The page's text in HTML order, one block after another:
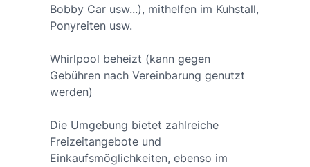
Bobby Car usw...), mithelfen im Kuhstall,
Ponyreiten usw.
Whirlpool beheizt (kann gegen
Gebühren nach Vereinbarung genutzt
werden)
Die Umgebung bietet zahlreiche
Freizeitangebote und
Einkaufsmöglichkeiten, ebenso im